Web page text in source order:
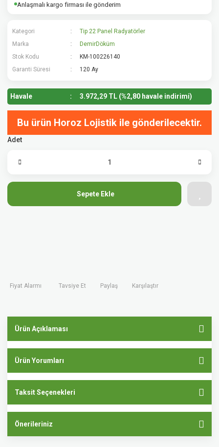
Anlaşmalı kargo firması ile gönderim
Kategori
Tip 22 Panel Radyatörler
Marka
DemirDöküm
Stok Kodu
KM-100226140
Garanti Süresi
120 Ay
Havale 3.972,29 TL (%2,80 havale indirimi)
Bu ürün Horoz Lojistik ile gönderilecektir.
Adet
Sepete Ekle
Fiyat Alarmı Tavsiye Et Paylaş Karşılaştır
Ürün Açıklaması
Ürün Yorumları
Taksit Seçenekleri
Önerileriniz